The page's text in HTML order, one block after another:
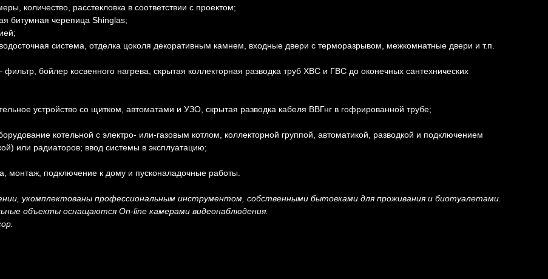
количество, расстекловка в соответствии с проектом;
битумная черепица Shinglas;
система, отделка цоколя декоративным камнем, входные двери с терморазрывом, межкомнатные двери и т.п.
бойлер косвенного нагрева, скрытая коллекторная разводка труб ХВС и ГВС до оконечных сантехнических
устройство со щитком, автоматами и УЗО, скрытая разводка кабеля ВВГнг в гофрированной трубе;
котельной с электро- или-газовым котлом, коллекторной группой, автоматикой, разводкой и подключением
или радиаторов; ввод системы в эксплуатацию;
монтаж, подключение к дому и пусконаладочные работы.
укомплектованы профессиональным инструментом, собственными бытовками для проживания и биотуалетами.
объекты оснащаются On-line камерами видеонаблюдения.